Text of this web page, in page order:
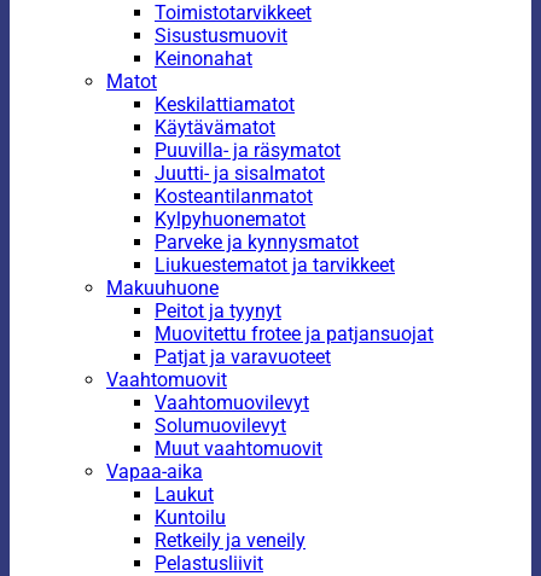
Toimistotarvikkeet
Sisustusmuovit
Keinonahat
Matot
Keskilattiamatot
Käytävämatot
Puuvilla- ja räsymatot
Juutti- ja sisalmatot
Kosteantilanmatot
Kylpyhuonematot
Parveke ja kynnysmatot
Liukuestematot ja tarvikkeet
Makuuhuone
Peitot ja tyynyt
Muovitettu frotee ja patjansuojat
Patjat ja varavuoteet
Vaahtomuovit
Vaahtomuovilevyt
Solumuovilevyt
Muut vaahtomuovit
Vapaa-aika
Laukut
Kuntoilu
Retkeily ja veneily
Pelastusliivit